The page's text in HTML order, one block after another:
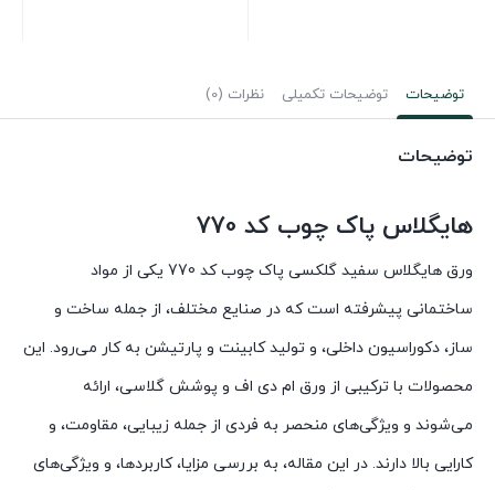
توضیحات توضیحات تکمیلی نظرات (0)
توضیحات
هایگلاس پاک چوب کد 770
ورق‌ هایگلاس سفید گلکسی پاک چوب کد 770 یکی از مواد
ساختمانی پیشرفته است که در صنایع مختلف، از جمله ساخت و
ساز، دکوراسیون داخلی، و تولید کابینت و پارتیشن به کار می‌رود. این
محصولات با ترکیبی از ورق ام دی اف و پوشش گلاسی، ارائه
می‌شوند و ویژگی‌های منحصر به فردی از جمله زیبایی، مقاومت، و
کارایی بالا دارند. در این مقاله، به بررسی مزایا، کاربردها، و ویژگی‌های